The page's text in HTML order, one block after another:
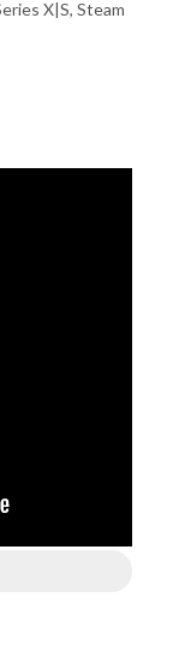
X|S, Steam